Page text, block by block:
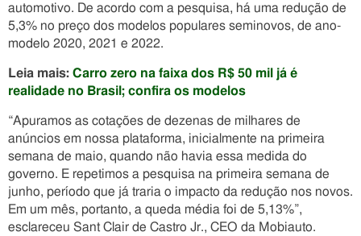
automotivo. De acordo com a pesquisa, há uma redução de
5,3% no preço dos modelos populares seminovos, de ano-
modelo 2020, 2021 e 2022.
Leia mais: Carro zero na faixa dos R$ 50 mil já é
realidade no Brasil; confira os modelos
“Apuramos as cotações de dezenas de milhares de
anúncios em nossa plataforma, inicialmente na primeira
semana de maio, quando não havia essa medida do
governo. E repetimos a pesquisa na primeira semana de
junho, período que já traria o impacto da redução nos novos.
Em um mês, portanto, a queda média foi de 5,13%”,
esclareceu Sant Clair de Castro Jr., CEO da Mobiauto.